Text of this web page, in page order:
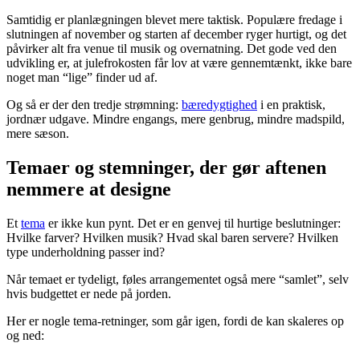
Samtidig er planlægningen blevet mere taktisk. Populære fredage i
slutningen af november og starten af december ryger hurtigt, og det
påvirker alt fra venue til musik og overnatning. Det gode ved den
udvikling er, at julefrokosten får lov at være gennemtænkt, ikke bare
noget man “lige” finder ud af.
Og så er der den tredje strømning: bæredygtighed i en praktisk,
jordnær udgave. Mindre engangs, mere genbrug, mindre madspild,
mere sæson.
Temaer og stemninger, der gør aftenen
nemmere at designe
Et tema er ikke kun pynt. Det er en genvej til hurtige beslutninger:
Hvilke farver? Hvilken musik? Hvad skal baren servere? Hvilken
type underholdning passer ind?
Når temaet er tydeligt, føles arrangementet også mere “samlet”, selv
hvis budgettet er nede på jorden.
Her er nogle tema-retninger, som går igen, fordi de kan skaleres op
og ned: